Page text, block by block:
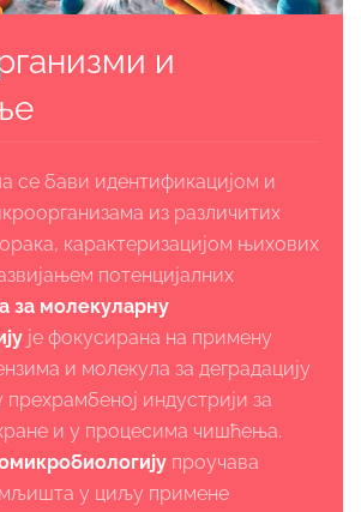
и
се бави идентификацијом и
из различитих
карактеризацијом њихових
потенцијалних
за молекуларну
је фокусирана на примену
и молекула за деградацију
прехрамбеној индустрији за
и у процесима чишћења.
проучава
у циљу примене